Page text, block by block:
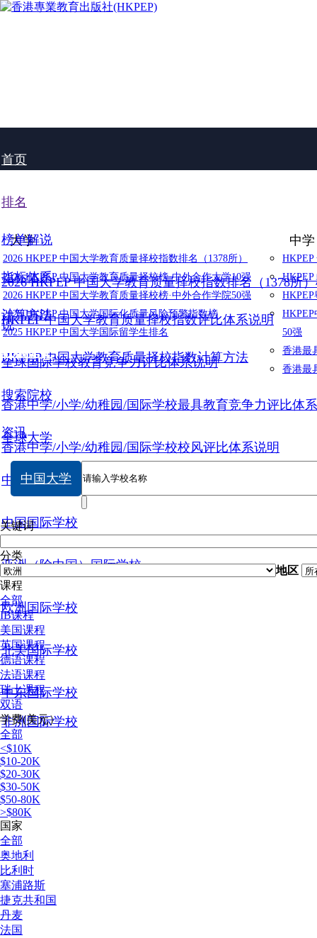
首页
排名
大学
2026 HKPEP 中国大学教育质量择校指数排名（1378所）
2026 HKPEP 中国大学教育质量择校榜·中外合作大学10强
2026 HKPEP 中国大学教育质量择校榜·中外合作学院50强
2025 HKPEP 中国大学国际化质量风险预警指数榜
2025 HKPEP 中国大学国际留学生排名
中学
50强
香港最
香港最
榜单解说
2026 HKPEP 中国大学教育质量择校指数排名（1378所
说
指标体系
HKPEP 中国大学教育质量择校指数评比体系说明
全球国际学校教育竞争力评比体系说明
香港中学/小学/幼稚园/国际学校最具教育竞争力评比体
香港中学/小学/幼稚园/国际学校校风评比体系说明
计算方法
HKPEP 中国大学教育质量择校指数计算方法
数据提交
搜索院校
全球大学
中国大学
中国国际学校
亚洲（除中国）国际学校
欧洲国际学校
北美国际学校
中东国际学校
非洲国际学校
资讯
中国大学
关键词
分类
地区
课程
全部
IB课程
美国课程
英国课程
德语课程
法语课程
瑞士课程
双语
学费(美元）
全部
<$10K
$10-20K
$20-30K
$30-50K
$50-80K
>$80K
国家
全部
奥地利
比利时
塞浦路斯
捷克共和国
丹麦
法国